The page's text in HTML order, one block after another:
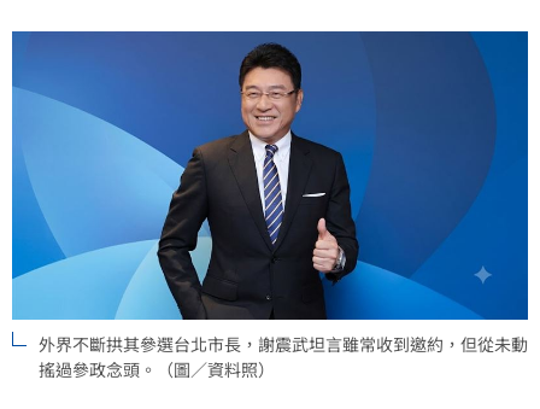
外界不斷拱其參選台北市長，謝震武坦言雖常收到邀約，但從未動
搖過參政念頭。（圖／資料照）